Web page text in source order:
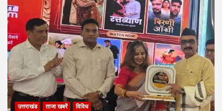
उत्तराखंड ताजा खबरें विविध